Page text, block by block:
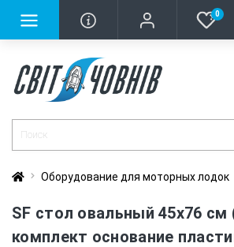
0
Оборудование для моторных лодок
SF стол овальный 45х76 см
комплект основание